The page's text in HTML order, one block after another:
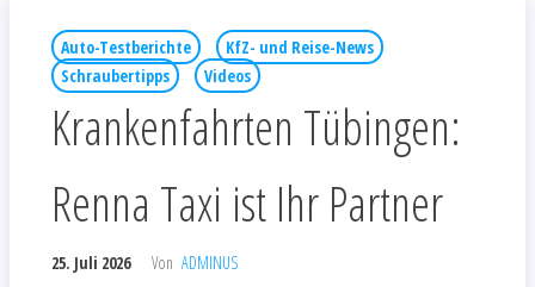
Auto-Testberichte
KfZ- und Reise-News
Schraubertipps
Videos
Krankenfahrten Tübingen:
Renna Taxi ist Ihr Partner
25. Juli 2026 Von ADMINUS